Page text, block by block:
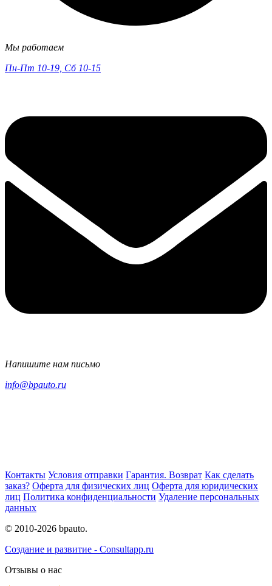
Мы работаем
Пн-Пт 10-19, Сб 10-15
Напишите нам письмо
info@bpauto.ru
Контакты Условия отправки Гарантия. Возврат Как сделать
заказ? Оферта для физических лиц Оферта для юридических
лиц Политика конфиденциальности Удаление персональных
данных
© 2010-2026 bpauto.
Создание и развитие - Consultapp.ru
Отзывы о нас